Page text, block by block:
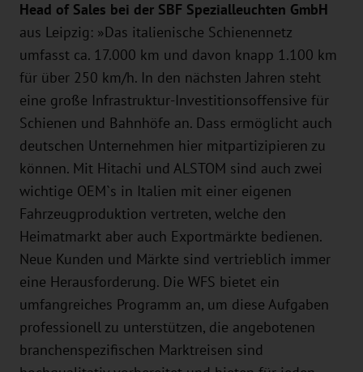
Head of Sales bei der SBF Spezialleuchten GmbH
aus Leipzig: »Das italienische Schienennetz
umfasst ca. 17.000 km und davon knapp 1.100 km
für über 250 km/h. In den nächsten Jahren steht
eine große Infrastruktur-Investitionsoffensive für
Schienen und Bahnhöfe an. Dass ermöglicht auch
deutschen Unternehmen hier mitpartizipieren zu
können. Mit Hitachi und ALSTOM sind auch zwei
wichtige OEM`s in Italien mit einer eigenen
Fahrzeugproduktion vertreten, welche den
Heimatmarkt aber auch Exportmärkte bedienen.
Neue Kunden und Märkte sind vertrieblich immer
eine Herausforderung. Die WFS bietet ein
umfangreiches Programm an, um diese Aufgaben
professionell zu unterstützen, die angebotenen
branchenspezifischen Marktreisen sind